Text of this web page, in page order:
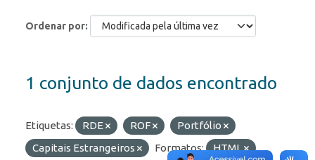
Ordenar por
1 conjunto de dados encontrado
Etiquetas: RDE ROF
Portfólio
Capitais Estrangeiros
Formatos:
HTML